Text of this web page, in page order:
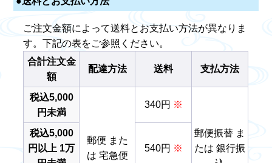
ご注文金額によって送料とお支払い方法が異なりま
す。下記の表をご参照ください。
合計注文金
額
配達方法 送料 支払方法
税込5,000
円未満
郵便 また
は 宅急便
340円 ※
郵便振替 ま
たは 銀行振
税込5,000
円以上 1万
540円 ※